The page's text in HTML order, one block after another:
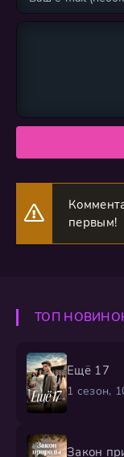
первым!
ТОП
Ещё 17
1 сезон,
Закон